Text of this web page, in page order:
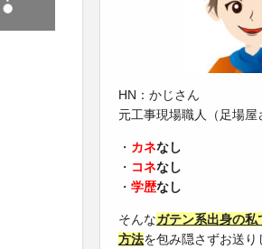
HN：かじさん
元工事現場職人（足場屋
・ カネなし
・ コネなし
・ 学歴なし
そんなガテン系出身の
方法を包み隠さずお送り